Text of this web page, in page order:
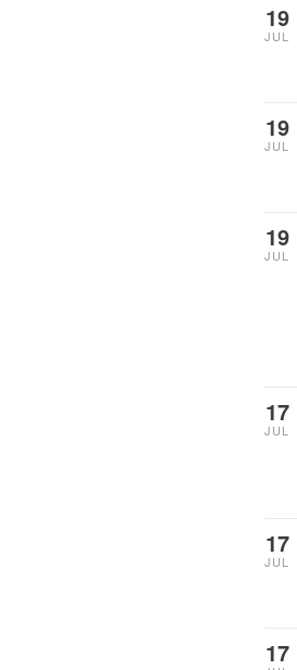
19
JUL
19
JUL
19
JUL
17
JUL
17
JUL
17